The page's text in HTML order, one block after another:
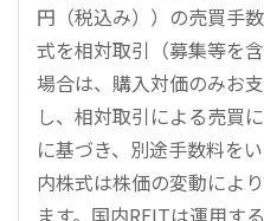
円（税込み））の売買手
式を相対取引（募集等を
場合は、購入対価のみお
し、相対取引による売買
に基づき、別途手数料を
内株式は株価の変動によ
ます。国内REITは運用す